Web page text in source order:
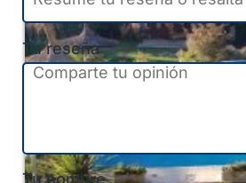
Tu reseña
Tu nombre